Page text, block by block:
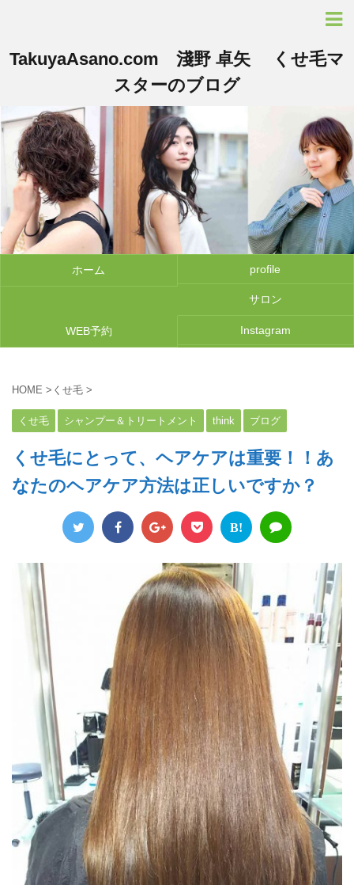
TakuyaAsano.com 淺野 卓矢 くせ毛マ
スターのブログ
ホーム profile
サロン
WEB予約 Instagram
HOME > くせ毛 >
くせ毛 シャンプー＆トリートメント think ブログ
くせ毛にとって、ヘアケアは重要！！あ
なたのヘアケア方法は正しいですか？
B!